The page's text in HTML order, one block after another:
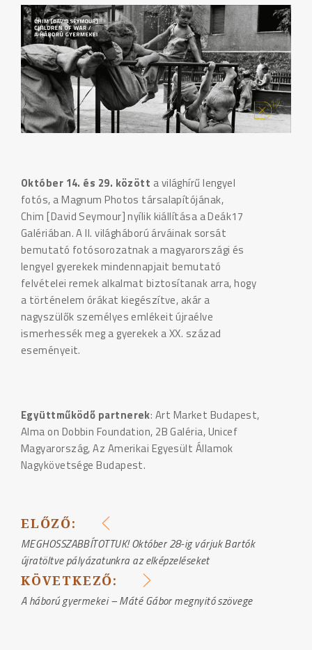
Október 14. és 29. között a világhírű lengyel
fotós, a Magnum Photos társalapítójának,
Chim [David Seymour] nyílik kiállítása a Deák17
Galériában. A II. világháború árváinak sorsát
bemutató fotósorozatnak a magyarországi és
lengyel gyerekek mindennapjait bemutató
felvételei remek alkalmat biztosítanak arra, hogy
a történelem órákat kiegészítve, akár a
nagyszülők személyes emlékeit újraélve
ismerhessék meg a gyerekek a XX. század
eseményeit.
Együttműködő partnerek: Art Market Budapest,
Alma on Dobbin Foundation, 2B Galéria, Unicef
Magyarország, Az Amerikai Egyesült Államok
Nagykövetsége Budapest.
BEJEGYZÉS
NAVIGÁCIÓ
ELŐZŐ:
MEGHOSSZABBÍTOTTUK! Október 28-ig várjuk Bartók
újratöltve pályázatunkra az elképzeléseket
KÖVETKEZŐ:
A háború gyermekei – Máté Gábor megnyitó szövege